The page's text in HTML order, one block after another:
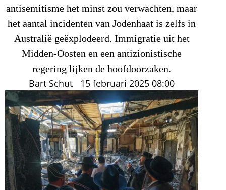
antisemitisme het minst zou verwachten, maar
het aantal incidenten van Jodenhaat is zelfs in
Australië geëxplodeerd. Immigratie uit het
Midden-Oosten en een antizionistische
regering lijken de hoofdoorzaken.
Bart Schut 15 februari 2025 08:00